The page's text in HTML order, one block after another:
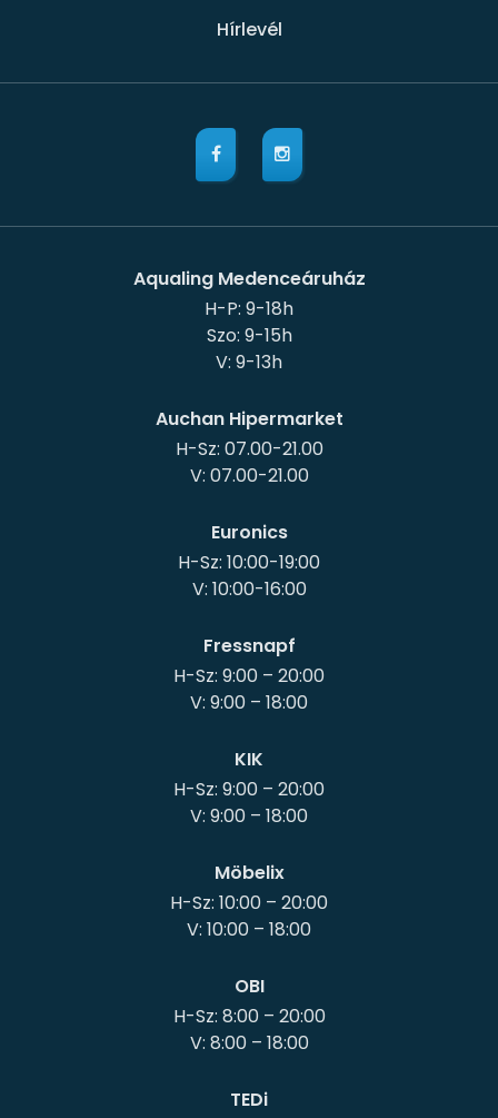
Hírlevél
Aqualing Medenceáruház
H-P: 9-18h
Szo: 9-15h
Auchan Hipermarket
H-Sz: 07.00-21.00
V: 07.00-21.00
Euronics
H-Sz: 10:00-19:00
V: 10:00-16:00
Fressnapf
H-Sz: 9:00 – 20:00
KIK
H-Sz: 9:00 – 20:00
Möbelix
H-Sz: 10:00 – 20:00
OBI
H-Sz: 8:00 – 20:00
V: 8:00 – 18:00
TEDi